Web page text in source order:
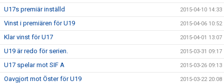
U17s premiär inställd 2015-04-10 14:33
Vinst i premiären för U19 2015-04-06 10:52
Klar vinst för U17 2015-04-01 13:07
U19 är redo för serien. 2015-03-31 09:17
U17 spelar mot SIF A 2015-03-26 09:13
Oavgjort mot Öster för U19 2015-03-22 20:08